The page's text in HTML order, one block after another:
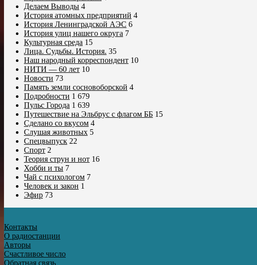
Делаем Выводы 4
История атомных предприятий 4
История Ленинградской АЭС 6
История улиц нашего округа 7
Культурная среда 15
Лица. Судьбы. История. 35
Наш народный корреспондент 10
НИТИ — 60 лет 10
Новости 73
Память земли сосновоборской 4
Подробности 1 679
Пульс Города 1 639
Путешествие на Эльбрус с флагом ББ 15
Сделано со вкусом 4
Слушая животных 5
Спецвыпуск 22
Спорт 2
Теория струн и нот 16
Хобби и ты 7
Чай с психологом 7
Человек и закон 1
Эфир 73
Контакты
О радиостанции
Авторы
Счастливое число
Обратная связь